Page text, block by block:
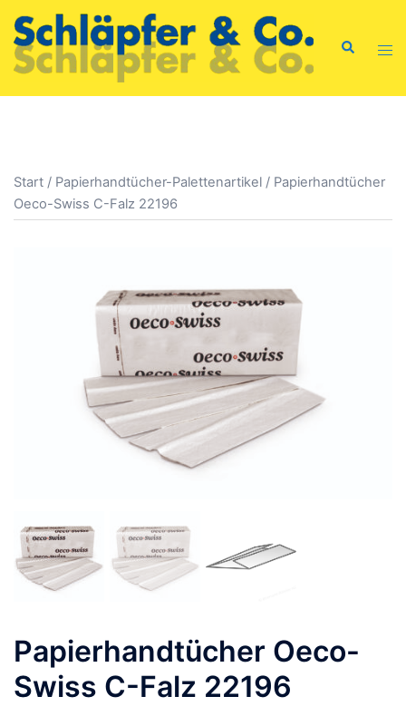
Zum
Inhalt
springen
Suche
Start / Papierhandtücher-Palettenartikel / Papierhandtücher
Oeco-Swiss C-Falz 22196
Papierhandtücher Oeco-
Swiss C-Falz 22196